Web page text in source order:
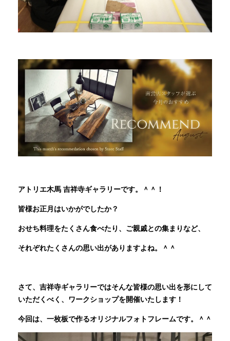
イベント
全商品一覧
新入荷情報
納品事例
INFORMATION
よくあるご質問
お問い合わせ
アトリエ木馬 吉祥寺ギャラリーです。＾＾！
皆様お正月はいかがでしたか？
おせち料理をたくさん食べたり、ご親戚との集まりなど、
それぞれたくさんの思い出がありますよね。＾＾
さて、吉祥寺ギャラリーではそんな皆様の思い出を形にして
いただくべく、ワークショップを開催いたします！
今回は、一枚板で作るオリジナルフォトフレームです。＾＾